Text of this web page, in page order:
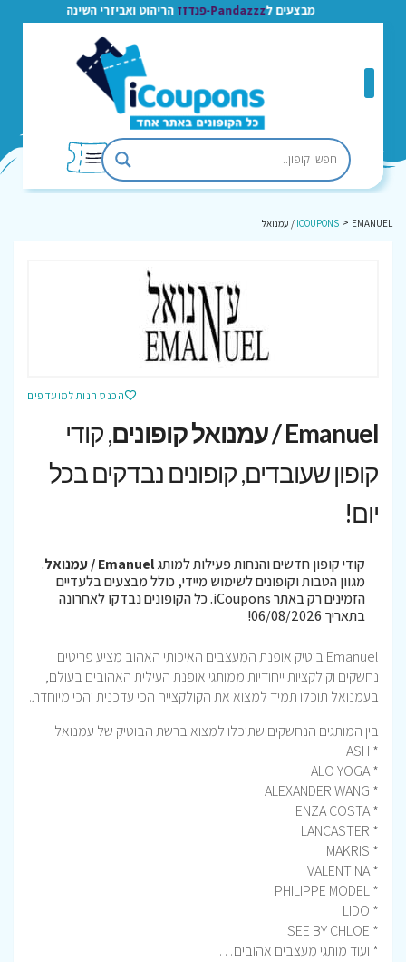
מבצעים לPandazzz-פנדזז הריהוט ואביזרי השינה
ICOUPONS > EMANUEL / עמנואל
הכנס חנות למועדפים
Emanuel / עמנואל קופונים
, קודי
קופון שעובדים, קופונים נבדקים בכל
יום!
קודי קופון חדשים והנחות פעילות למותגEmanuel / עמנואל
.
מגוון הטבות וקופונים לשימוש מיידי, כולל מבצעים בלעדיים
הזמינים רק באתר iCoupons. כל הקופונים נבדקו לאחרונה
בתאריך 06/08/2026!
Emanuel בוטיק אופנת המעצבים האיכותי האהוב מציע פריטים
נחשקים וקולקציות ייחודיות ממותגי אופנת העילית האהובים בעולם,
בעמנואל תוכלו תמיד למצוא את הקולקצייה הכי עדכנית והכי מיוחדת.
בין המותגים הנחשקים שתוכלו למצוא ברשת הבוטיק של עמנואל:
* ASH
* ALO YOGA
* ALEXANDER WANG
* ENZA COSTA
* LANCASTER
* MAKRIS
* VALENTINA
* PHILIPPE MODEL
* LIDO
* SEE BY CHLOE
* ועוד מותגי מעצבים אהובים…